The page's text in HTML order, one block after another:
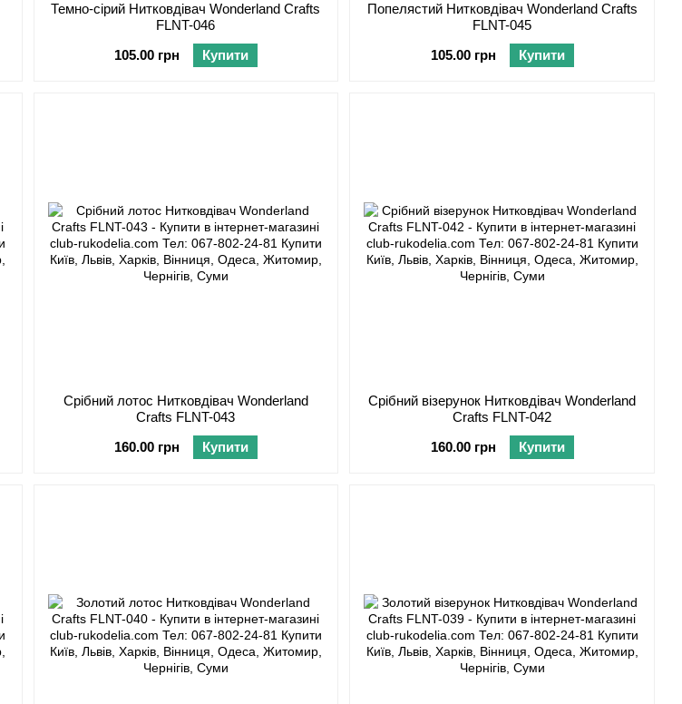
Темно-сірий Нитковдівач Wonderland Crafts
FLNT-046
105.00 грн
Купити
Попелястий Нитковдівач Wonderland Crafts
FLNT-045
105.00 грн
Купити
Срібний лотос Нитковдівач Wonderland
Crafts FLNT-043
160.00 грн
Купити
Срібний візерунок Нитковдівач Wonderland
Crafts FLNT-042
160.00 грн
Купити